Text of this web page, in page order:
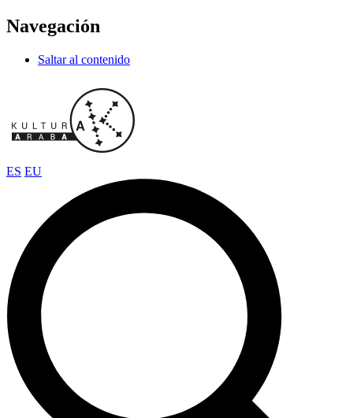
Navegación
Saltar al contenido
ES EU